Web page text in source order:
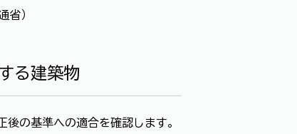
省）
る建築物
の基準への適合を確認します。